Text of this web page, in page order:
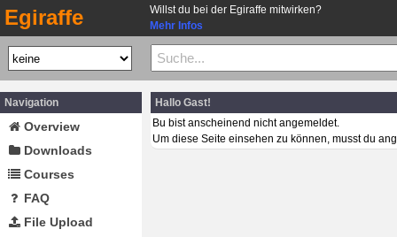
Egiraffe
Willst du bei der Egiraffe mitwirken?
Mehr Infos
Navigation
Overview
Downloads
Courses
FAQ
File Upload
Hallo Gast!
Bu bist anscheinend nicht angemeldet.
Um diese Seite einsehen zu können, musst du